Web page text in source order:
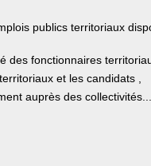
publics territoriaux
des fonctionnaires
et les candidats ,
auprès des collectivités...